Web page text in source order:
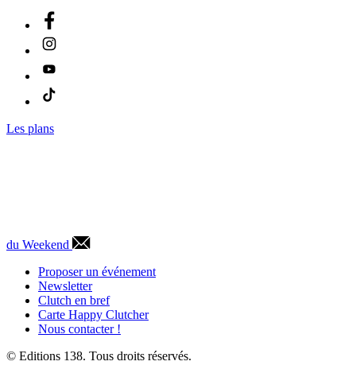
Les plans
du Weekend
Proposer un événement
Newsletter
Clutch en bref
Carte Happy Clutcher
Nous contacter !
© Editions 138. Tous droits réservés.